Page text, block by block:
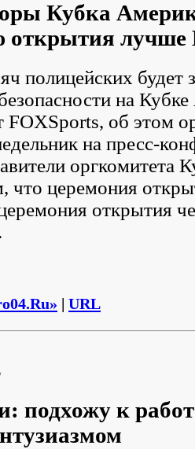
Кубка
открытия лучше
полицейских будет
на
FOXSports, об этом
на пресс-
оргкомитета
что церемония
открытия
| URL
подхожу к